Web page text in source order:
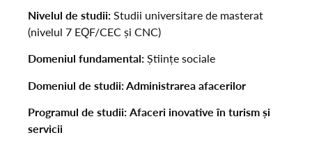
Nivelul de studii:Studii universitare de masterat
(nivelul 7 EQF/CEC și CNC)
Domeniul fundamental:Științe sociale
Domeniul de studii: Administrarea afacerilor
Programul de studii:Afaceri inovative în turism și
servicii